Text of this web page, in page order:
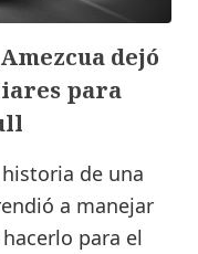
dejó
para
de una
a manejar
para el